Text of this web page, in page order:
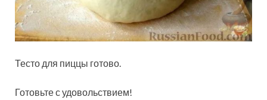
Тесто для пиццы готово.
Готовьте с удовольствием!